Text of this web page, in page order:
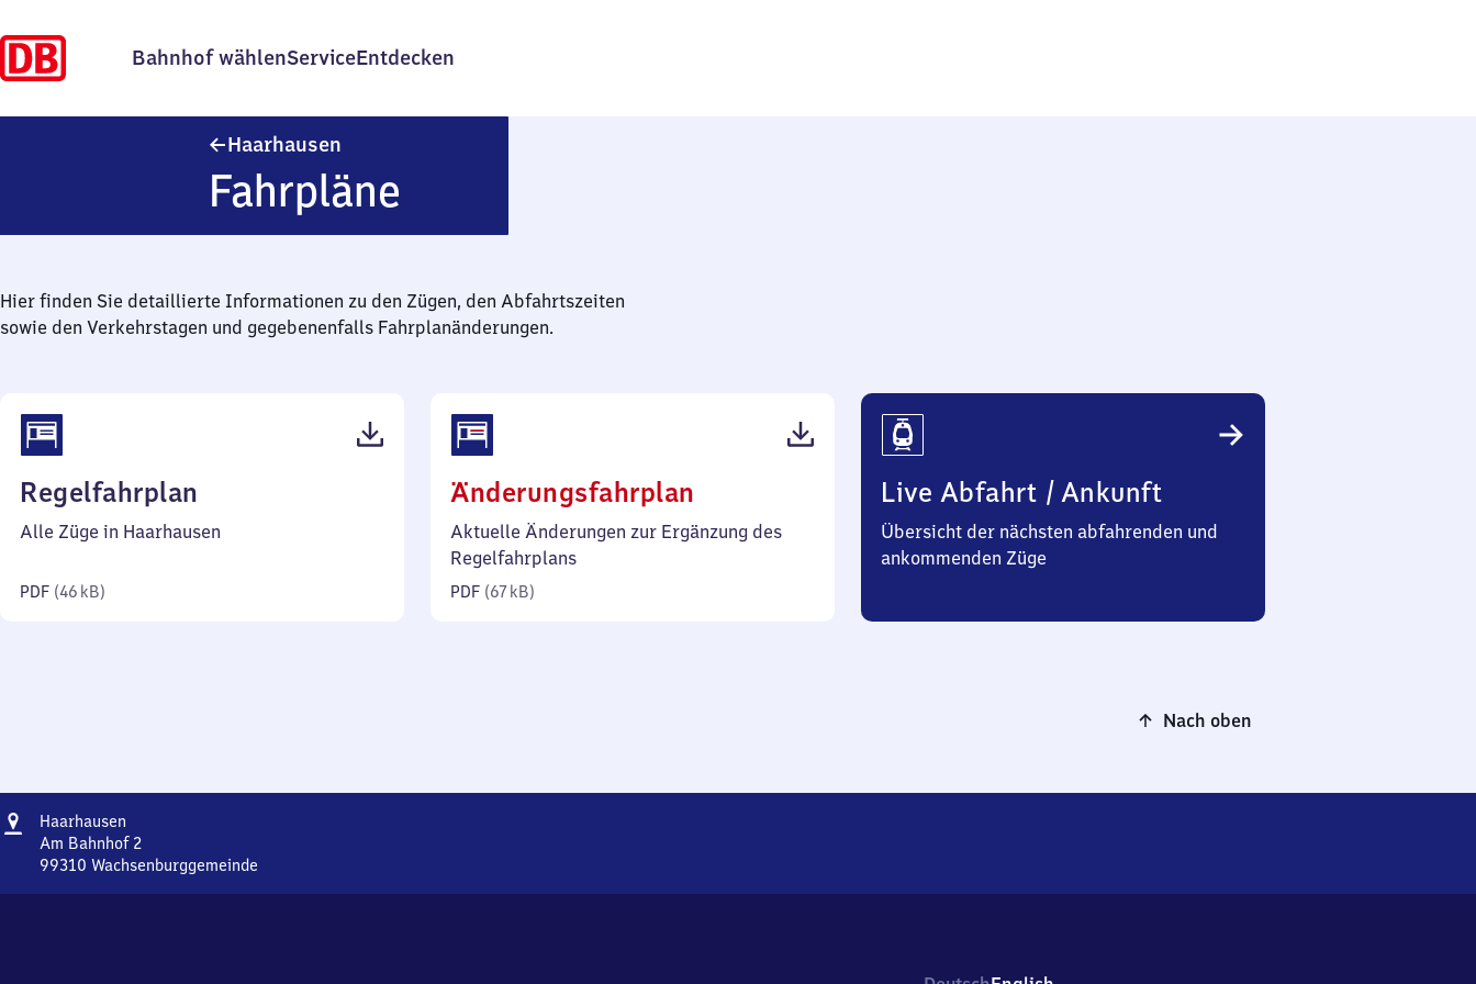
Bahnhof wählenServiceEntdecken
Haarhausen
Fahrpläne
Hier finden Sie detaillierte Informationen zu den Zügen, den Abfahrtszeiten
sowie den Verkehrstagen und gegebenenfalls Fahrplanänderungen.
Regelfahrplan
46
Alle Züge in Haarhausen
PDF (46 kB)
Änderungsfahrplan
67
Aktuelle Änderungen zur Ergänzung des
Regelfahrplans
PDF (67 kB)
Live Abfahrt / Ankunft
Übersicht der nächsten abfahrenden und
ankommenden Züge
Nach oben
Adresse
Haarhausen
Am Bahnhof 2
99310 Wachsenburggemeinde